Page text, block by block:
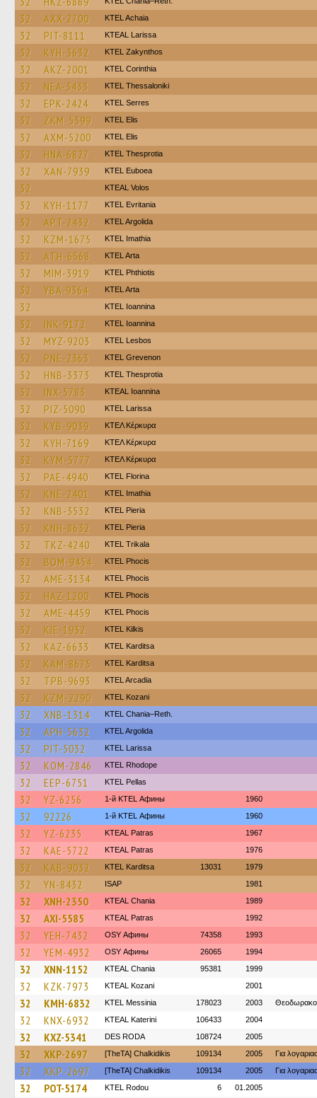
32 AXX-2700 KTEL Achaia
32 PIT-8111 KTEAL Larissa
32 KYH-3632 KTEL Zakynthos
32 AKZ-2001 KTEL Corinthia
32 NEA-3433 KTEL Thessaloniki
32 EPK-2424 KTEL Serres
32 ZKM-5399 KTEL Elis
32 AXM-5200 KTEL Elis
32 HNA-6827 KTEL Thesprotia
32 XAN-7939 ΚΤΕL Euboea
32 KTEAL Volos
32 KYH-1177 ΚΤΕL Evritania
32 APT-2432 KTEL Argolida
32 KZM-1675 KTEL Imathia
32 ATH-6568 KTEL Arta
32 MIM-3919 ΚΤΕL Phthiotis
32 YBA-9364 KTEL Arta
32 KTEL Ioannina
32 INK-9172 KTEL Ioannina
32 MYZ-9203 KTEL Lesbos
32 PNE-2363 ΚΤΕL Grevenon
32 HNB-3373 KTEL Thesprotia
32 INX-5783 KTEAL Ioannina
32 PIZ-5090 KTEL Larissa
32 KYB-9039 ΚΤΕΛ Κέρκυρα
32 KYH-7169 ΚΤΕΛ Κέρκυρα
32 KYM-5777 ΚΤΕΛ Κέρκυρα
32 PAE-4940 KTEL Florina
32 KNE-2401 KTEL Imathia
32 KNB-3532 KTEL Pieria
32 KNH-8632 KTEL Pieria
32 TKZ-4240 ΚΤΕL Τrikala
32 BOM-9454 ΚΤΕL Phocis
32 AME-3134 ΚΤΕL Phocis
32 HAZ-1200 ΚΤΕL Phocis
32 AME-4459 ΚΤΕL Phocis
32 KIE-1932 KTEL Kilkis
32 KAZ-6633 ΚΤΕL Karditsa
32 KAM-8675 ΚΤΕL Karditsa
32 TPB-9693 KTEL Arcadia
32 KZM-2290 ΚΤΕL Kozani
32 XNB-1314 KTEL Chania–Reth.
32 APH-5632 KTEL Argolida
32 PIT-5032 KTEL Larissa
32 KOM-2846 KTEL Rhodope
32 EEP-6751 KTEL Pellas
32 YZ-6256 1-й KTEL Афины 1960
32 92226 1-й KTEL Афины 1960
32 YZ-6235 KTEAL Patras 1967
32 KAE-5722 KTEAL Patras 1976
32 KAB-9032 ΚΤΕL Karditsa 13031 1979
32 YN-8432 ISAP 1981
32 XNH-2350 KTEAL Chania 1989
32 AXI-5585 KTEAL Patras 1992
32 YEH-7432 OSY Афины 74358 1993
32 YEM-4932 OSY Афины 26065 1994
32 XNN-1152 KTEAL Chania 95381 1999
32 KZK-7973 KTEAL Kozani 2001
32 KMH-6832 KTEL Messinia 178023 2003
32 KNX-6932 KTEAL Katerini 106433 2004
32 KXZ-5341 DES RODA 108724 2005
32 XKP-2697 [TheTA] Chalkidikis 109134 2005 Για
32 XKP-2697 [TheTA] Chalkidikis 109134 2005 Για
32 POT-5174 ΚΤΕL Rodou 6 01.2005